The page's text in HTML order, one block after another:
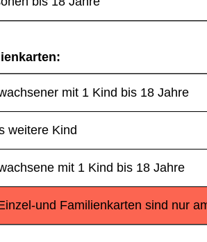
mit 1 Kind bis 18 Jahre
weitere Kind
mit 1 Kind bis 18 Jahre
und Familienkarten sind nur